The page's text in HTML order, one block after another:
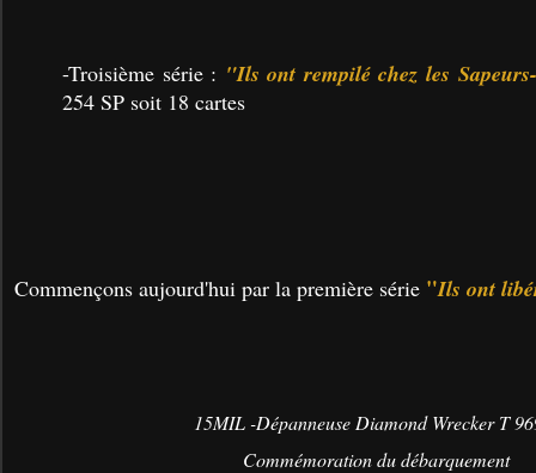
-Troisième série : "Ils ont rempilé chez les
254 SP soit 18 cartes
Commençons aujourd'hui par la première série "Ils ont
15MIL -Dépanneuse Diamond Wrecker T
Commémoration du débarquement